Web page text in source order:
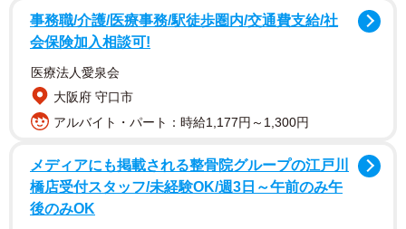
女（中学生を除く）3555人および、従業員数10人以上の企
業に所属している全国の経営者・役員または会社員で、自
社の採用方針を把握しており、アルバイトを雇用している
789人を対象として、2026年3月にインターネットで実施さ
れました。
事務職/介護/医療事務/駅徒歩圏内/交通費支給/社
会保険加入相談可!
医療法人愛泉会
大阪府 守口市
アルバイト・パート：時給1,177円～1,300円
メディアにも掲載される整骨院グループの江戸川
橋店受付スタッフ/未経験OK/週3日～午前のみ午
後のみOK